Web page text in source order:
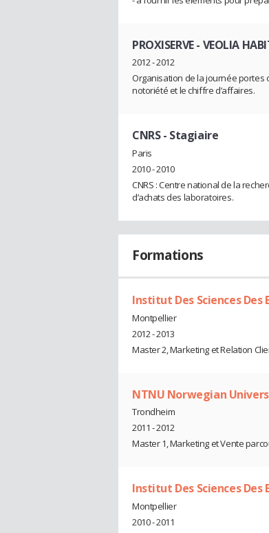
PROXISERVE - VEOLIA
2012 - 2012
Organisation de la journée portes
notoriété et le chiffre d’affaires.
CNRS- Stagiaire
Paris
2010 - 2010
CNRS : Centre national de la
d’achats des laboratoires.
Formations
Institut Des Sciences
Montpellier
2012 - 2013
Master 2, Marketing et Relation
NTNU Norwegian
Trondheim
2011 - 2012
Master 1, Marketing et Vente
Institut Des Sciences
Montpellier
2010 - 2011